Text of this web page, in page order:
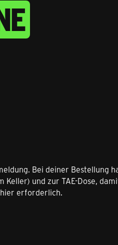
Bei deiner Bestellung
Keller) und zur TAE-Dose,
erforderlich.